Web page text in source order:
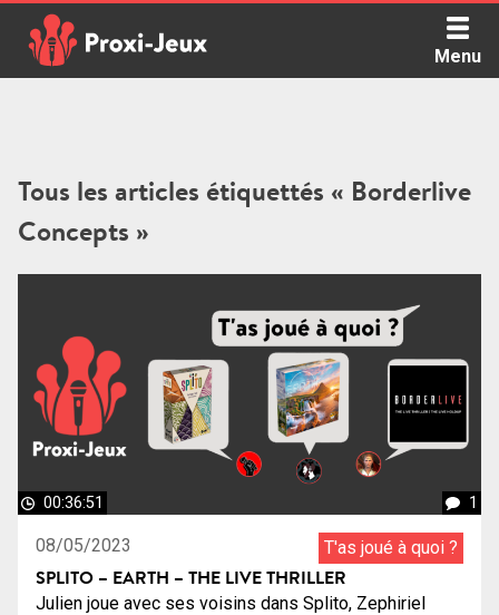
content
Menu
Tous les articles étiquettés « Borderlive
Concepts »
00:36:51 1
08/05/2023 T'as joué à quoi ?
SPLITO – EARTH – THE LIVE THRILLER
Julien joue avec ses voisins dans Splito, Zephiriel